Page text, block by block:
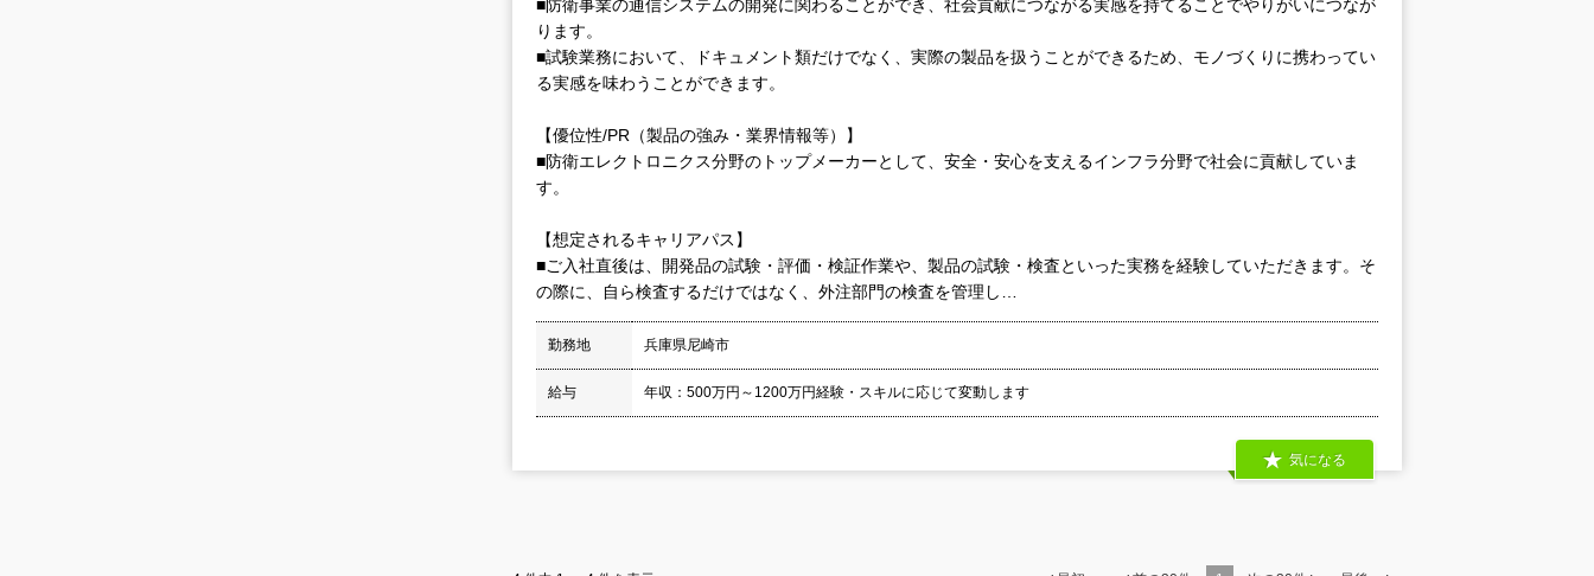
■防衛事業の通信システムの開発に関わることができ、社会貢献につながる実感を持てることでやりがいにつなが
ります。
■試験業務において、ドキュメント類だけでなく、実際の製品を扱うことができるため、モノづくりに携わってい
る実感を味わうことができます。
【優位性/PR（製品の強み・業界情報等）】
■防衛エレクトロニクス分野のトップメーカーとして、安全・安心を支えるインフラ分野で社会に貢献していま
す。
【想定されるキャリアパス】
■ご入社直後は、開発品の試験・評価・検証作業や、製品の試験・検査といった実務を経験していただきます。そ
の際に、自ら検査するだけではなく、外注部門の検査を管理し…
勤務地 兵庫県尼崎市
給与 年収：500万円～1200万円経験・スキルに応じて変動します
気になる